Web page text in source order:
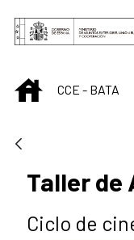
Skip to Main
INICIOCCE - BATA
Taller de
Ciclo de